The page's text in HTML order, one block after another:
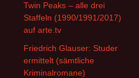
Twin Peaks – alle drei
Staffeln (1990/1991/2017)
auf arte.tv
Friedrich Glauser: Studer
ermittelt (sämtliche
Kriminalromane)